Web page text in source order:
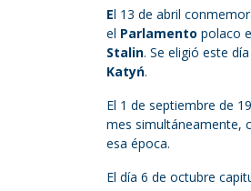
El 13 de abril
el Parlamento polaco
Stalin. Se eligió este
Katyń.
El 1 de septiembre de
mes simultáneamente,
esa época.
El día 6 de octubre